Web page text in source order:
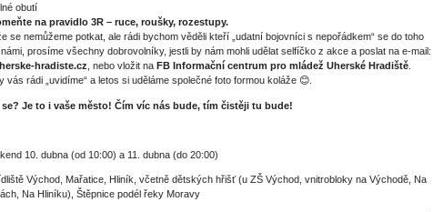
obutí
na pravidlo 3R – ruce, roušky, rozestupy.
se nemůžeme potkat, ale rádi bychom věděli kteří „udatní bojovníci s nepořádkem“ se do toho
prosíme všechny dobrovolníky, jestli by nám mohli udělat selfíčko z akce a poslat na e-mail:
hradiste.cz, nebo vložit na FB Informační centrum pro mládež Uherské Hradiště.
vás rádi „uvidíme“ a letos si uděláme společné foto formou koláže 😊.
se? Je to i vaše město! Čím víc nás bude, tím čistěji tu bude!
10. dubna (od 10:00) a 11. dubna (do 20:00)
Východ, Mařatice, Hliník, včetně dětských hřišť (u ZŠ Východ, vnitrobloky na Východě, Na
Na Hliníku), Štěpnice podél řeky Moravy